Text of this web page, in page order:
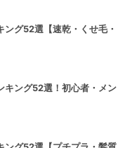
ング52選【速乾・くせ毛・
キング52選！初心者・メン